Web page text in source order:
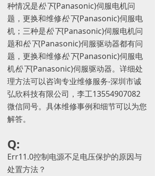
种情况是松下(Panasonic)伺服电机问
题，更换和维修松下(Panasonic)伺服电
机；三种是松下(Panasonic)伺服电机问
题和松下(Panasonic)伺服驱动器都有问
题，更换和维修松下(Panasonic)伺服电
机松下(Panasonic)伺服驱动器。详细处
理方法可以咨询专业维修服务-深圳市诚
弘欣科技有限公司，李工13554907082
微信同号。具体维修事例和细节可以为您
解答。
Q:
Err11.0控制电源不足电压保护的原因与
处置方法？